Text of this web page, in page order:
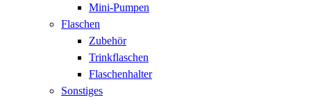
Mini-Pumpen
Flaschen
Zubehör
Trinkflaschen
Flaschenhalter
Sonstiges